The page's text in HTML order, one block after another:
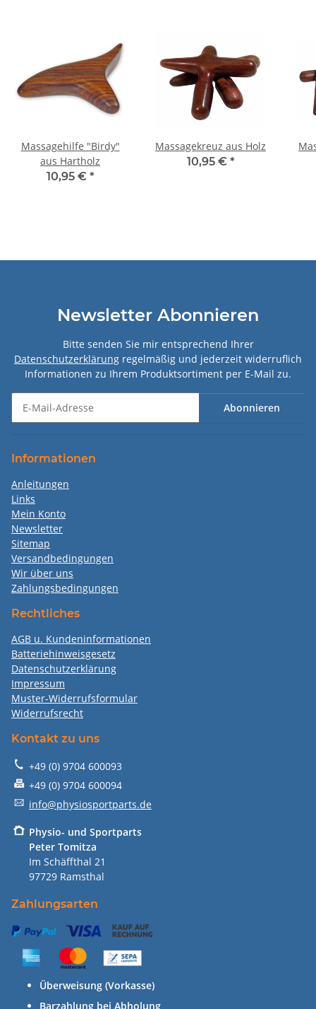
Massagehilfe "Birdy"
aus Hartholz
10,95 € *
Massagekreuz aus Holz
10,95 € *
Newsletter Abonnieren
Bitte senden Sie mir entsprechend Ihrer
Datenschutzerklärung regelmäßig und jederzeit widerruflich
Informationen zu Ihrem Produktsortiment per E-Mail zu.
Abonnieren
Informationen
Anleitungen
Links
Mein Konto
Newsletter
Sitemap
Versandbedingungen
Wir über uns
Zahlungsbedingungen
Rechtliches
AGB u. Kundeninformationen
Batteriehinweisgesetz
Datenschutzerklärung
Impressum
Muster-Widerrufsformular
Widerrufsrecht
Kontakt zu uns
+49 (0) 9704 600093
+49 (0) 9704 600094
info@physiosportparts.de
Physio- und Sportparts
Peter Tomitza
Im Schäffthal 21
97729 Ramsthal
Zahlungsarten
Überweisung (Vorkasse)
Barzahlung bei Abholung